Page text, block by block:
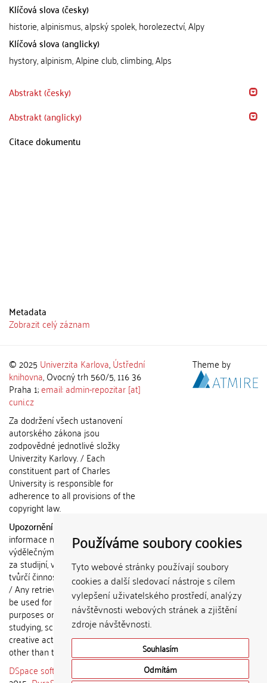
Používáme soubory cookies
Tyto webové stránky používají soubory
cookies a další sledovací nástroje s cílem
vylepšení uživatelského prostředí, analýzy
návštěvnosti webových stránek a zjištění
zdroje návštěvnosti.
Souhlasím
Odmítám
Klíčová slova (česky)
historie, alpinismus, alpský spolek, horolezectví, Alpy
Klíčová slova (anglicky)
hystory, alpinism, Alpine club, climbing, Alps
Abstrakt (česky)
Abstrakt (anglicky)
Citace dokumentu
Metadata
Zobrazit celý záznam
© 2025 Univerzita Karlova,Ústřední
knihovna, Ovocný trh 560/5, 116 36
Praha 1;email: admin-repozitar [at]
cuni.cz
Za dodržení všech ustanovení
autorského zákona jsou
zodpovědné jednotlivé složky
Univerzity Karlovy. / Each
constituent part of Charles
University is responsible for
adherence to all provisions of the
copyright law.
Upozornění / Notice:
informace nemohou být použity k
výdělečným účelům nebo vydávány
za studijní, vědeckou nebo jinou
tvůrčí činnost jiné osoby než autora.
/ Any retrieved information shall not
be used for any commercial
purposes or claimed as results of
studying, scientific or any other
creative activities of any person
other than the author.
DSpace software
copyright © 2002-
Theme by